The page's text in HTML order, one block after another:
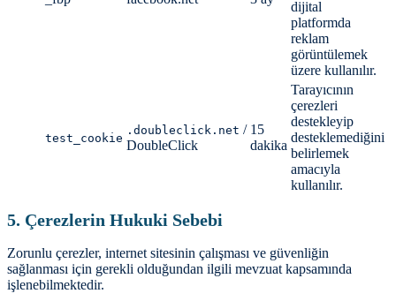
dijital
platformda
reklam
görüntülemek
üzere kullanılır.
test_cookie
.doubleclick.net /
DoubleClick
15
dakika
Tarayıcının
çerezleri
destekleyip
desteklemediğini
belirlemek
amacıyla
kullanılır.
5. Çerezlerin Hukuki Sebebi
Zorunlu çerezler, internet sitesinin çalışması ve güvenliğin
sağlanması için gerekli olduğundan ilgili mevzuat kapsamında
işlenebilmektedir.